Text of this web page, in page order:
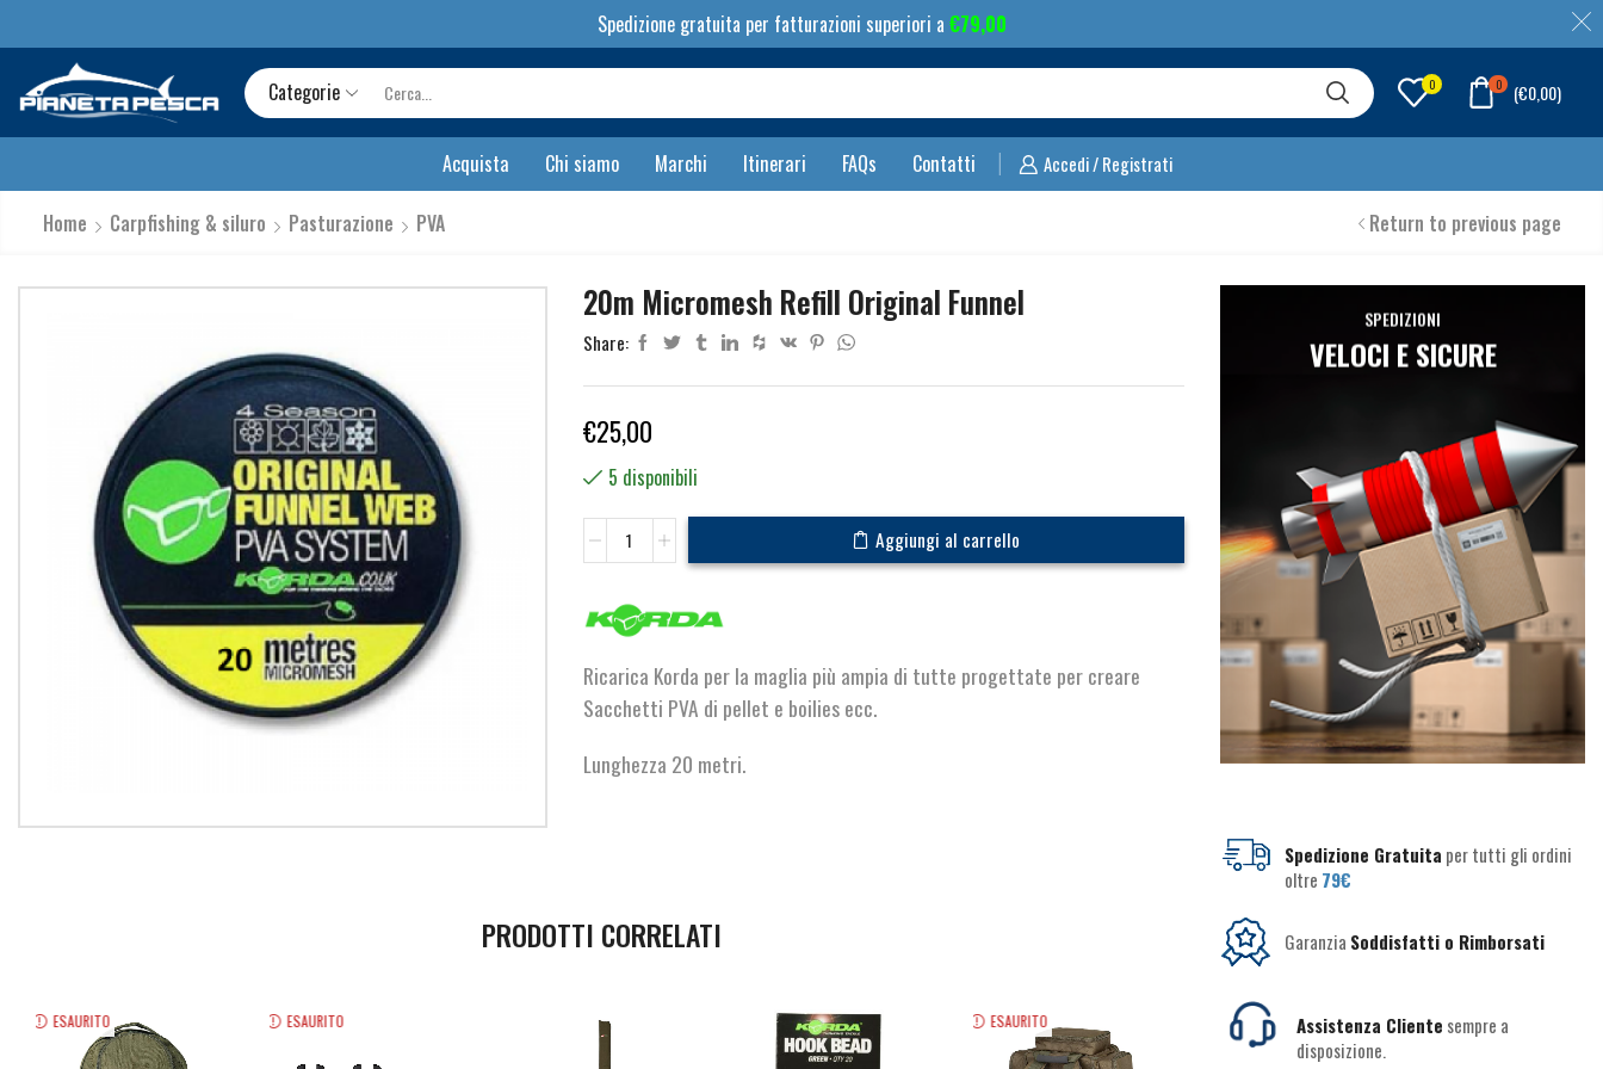
Spedizione gratuita per fatturazioni superiori a €79,00
Categorie
input
0 0 (€0,00)
Acquista Chi siamo Marchi Itinerari FAQs Contatti Accedi / Registrati
Home Carpfishing & siluro Pasturazione PVA Return to previous page
20m Micromesh Refill Original Funnel
Share:
€25,00
5 disponibili
Micromesh
Original
Funnel
Aggiungi al carrello
Ricarica Korda per la maglia più ampia di tutte progettate per creare
Sacchetti PVA di pellet e boilies ecc.
Lunghezza 20 metri.
PRODOTTI CORRELATI
ESAURITO ESAURITO ESAURITO
SPEDIZIONI
VELOCI E SICURE
Spedizione Gratuita per tutti gli ordini
oltre 79€
Garanzia Soddisfatti o Rimborsati
Assistenza Cliente sempre a
disposizione.